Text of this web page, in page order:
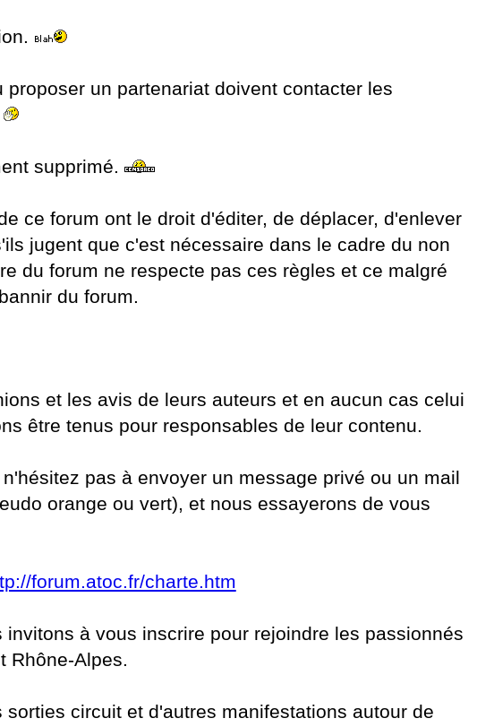
un partenariat doivent contacter les
supprimé.
ce forum ont le droit d'éditer, de déplacer, d'enlever
jugent que c'est nécessaire dans le cadre du non
du forum ne respecte pas ces règles et ce malgré
du forum.
et les avis de leurs auteurs et en aucun cas celui
être tenus pour responsables de leur contenu.
pas à envoyer un message privé ou un mail
orange ou vert), et nous essayerons de vous
forum.atoc.fr/charte.htm
à vous inscrire pour rejoindre les passionnés
Rhône-Alpes.
circuit et d'autres manifestations autour de